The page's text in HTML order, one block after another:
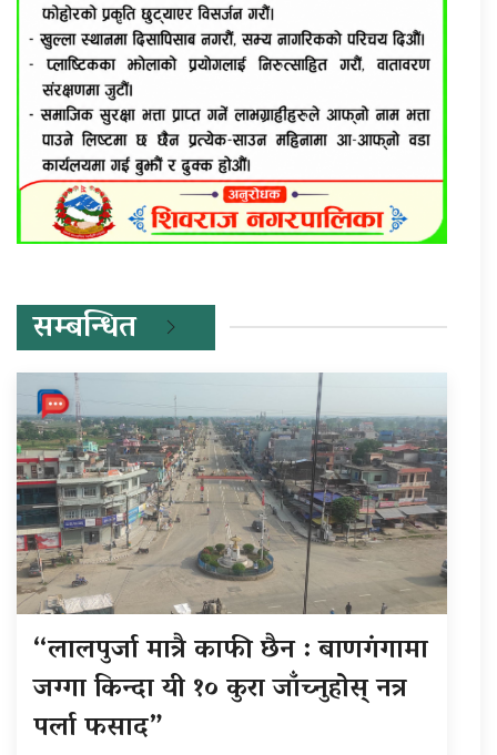
सम्बन्धित
“लालपुर्जा मात्रै काफी छैन : बाणगंगामा
जग्गा किन्दा यी १० कुरा जाँच्नुहोस् नत्र
पर्ला फसाद”